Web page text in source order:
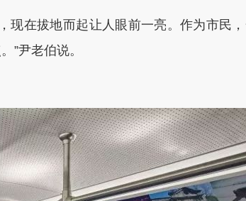
在拔地而起让人眼前一亮。作为市民
”尹老伯说。